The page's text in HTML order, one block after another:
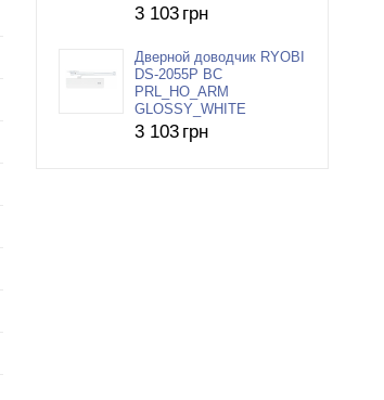
3 103 грн
Дверной доводчик RYOBI
DS-2055P BC
PRL_HO_ARM
GLOSSY_WHITE
3 103 грн